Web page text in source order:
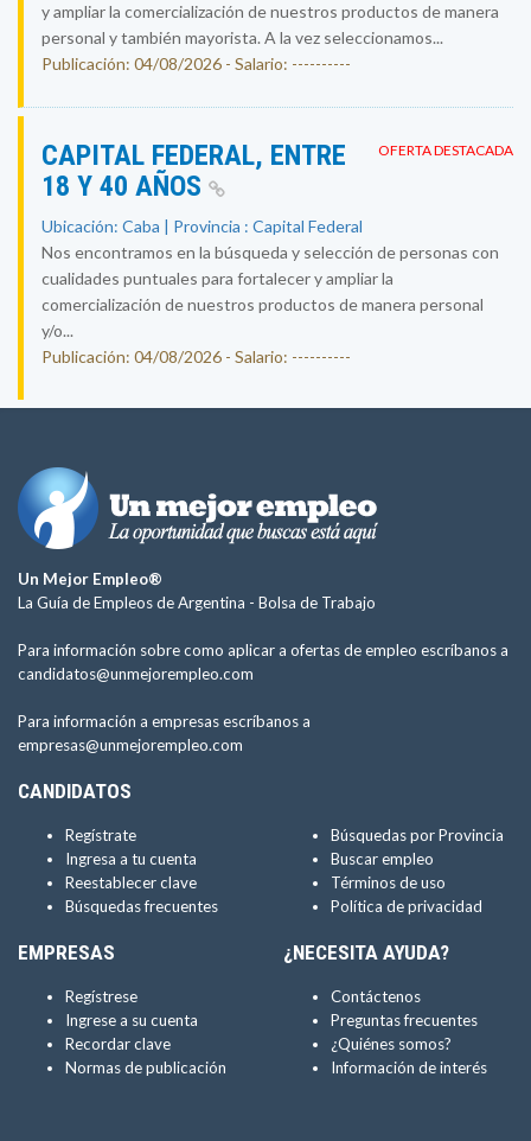
y ampliar la comercialización de nuestros productos de manera
personal y también mayorista. A la vez seleccionamos...
Publicación: 04/08/2026 - Salario: ----------
OFERTA DESTACADA
CAPITAL FEDERAL, ENTRE
18 Y 40 AÑOS
Ubicación: Caba | Provincia : Capital Federal
Nos encontramos en la búsqueda y selección de personas con
cualidades puntuales para fortalecer y ampliar la
comercialización de nuestros productos de manera personal
y/o...
Publicación: 04/08/2026 - Salario: ----------
Un Mejor Empleo®
La Guía de Empleos de Argentina - Bolsa de Trabajo
Para información sobre como aplicar a ofertas de empleo escríbanos a
candidatos@unmejorempleo.com
Para información a empresas escríbanos a
empresas@unmejorempleo.com
CANDIDATOS
Regístrate
Ingresa a tu cuenta
Reestablecer clave
Búsquedas frecuentes
Búsquedas por Provincia
Buscar empleo
Términos de uso
Política de privacidad
EMPRESAS
Regístrese
Ingrese a su cuenta
Recordar clave
Normas de publicación
¿NECESITA AYUDA?
Contáctenos
Preguntas frecuentes
¿Quiénes somos?
Información de interés